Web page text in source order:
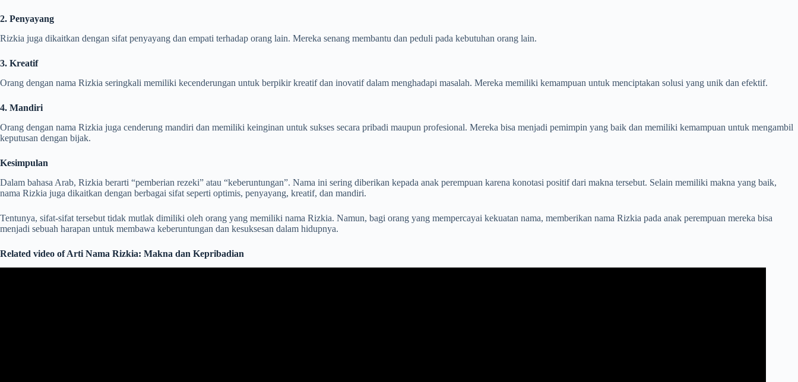
2. Penyayang
Rizkia juga dikaitkan dengan sifat penyayang dan empati terhadap orang lain. Mereka senang membantu dan peduli pada kebutuhan orang lain.
3. Kreatif
Orang dengan nama Rizkia seringkali memiliki kecenderungan untuk berpikir kreatif dan inovatif dalam menghadapi masalah. Mereka memiliki kemampuan untuk menciptakan solusi yang unik dan efektif.
4. Mandiri
Orang dengan nama Rizkia juga cenderung mandiri dan memiliki keinginan untuk sukses secara pribadi maupun profesional. Mereka bisa menjadi pemimpin yang baik dan memiliki kemampuan untuk mengambil
keputusan dengan bijak.
Kesimpulan
Dalam bahasa Arab, Rizkia berarti “pemberian rezeki” atau “keberuntungan”. Nama ini sering diberikan kepada anak perempuan karena konotasi positif dari makna tersebut. Selain memiliki makna yang baik,
nama Rizkia juga dikaitkan dengan berbagai sifat seperti optimis, penyayang, kreatif, dan mandiri.
Tentunya, sifat-sifat tersebut tidak mutlak dimiliki oleh orang yang memiliki nama Rizkia. Namun, bagi orang yang mempercayai kekuatan nama, memberikan nama Rizkia pada anak perempuan mereka bisa
menjadi sebuah harapan untuk membawa keberuntungan dan kesuksesan dalam hidupnya.
Related video of Arti Nama Rizkia: Makna dan Kepribadian